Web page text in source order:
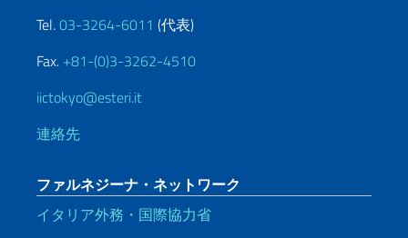
Tel.03-3264-6011 (代表)
Fax. +81-(0)3-3262-4510
iictokyo@esteri.it
連絡先
ファルネジーナ・ネットワーク
イタリア外務・国際協力省